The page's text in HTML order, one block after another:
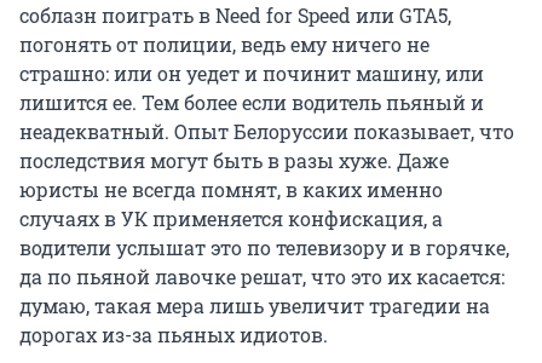
соблазн поиграть в Need for Speed или GTA5,
погонять от полиции, ведь ему ничего не
страшно: или он уедет и починит машину, или
лишится ее. Тем более если водитель пьяный и
неадекватный. Опыт Белоруссии показывает, что
последствия могут быть в разы хуже. Даже
юристы не всегда помнят, в каких именно
случаях в УК применяется конфискация, а
водители услышат это по телевизору и в горячке,
да по пьяной лавочке решат, что это их касается:
думаю, такая мера лишь увеличит трагедии на
дорогах из-за пьяных идиотов.